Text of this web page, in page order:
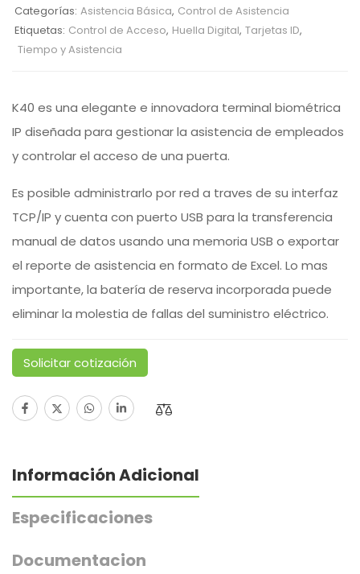
Categorías: Asistencia Básica, Control de Asistencia
Etiquetas: Control de Acceso, Huella Digital, Tarjetas ID,
Tiempo y Asistencia
K40 es una elegante e innovadora terminal biométrica
IP diseñada para gestionar la asistencia de empleados
y controlar el acceso de una puerta.
Es posible administrarlo por red a traves de su interfaz
TCP/IP y cuenta con puerto USB para la transferencia
manual de datos usando una memoria USB o exportar
el reporte de asistencia en formato de Excel. Lo mas
importante, la batería de reserva incorporada puede
eliminar la molestia de fallas del suministro eléctrico.
Solicitar cotización
Información Adicional
Especificaciones
Documentacion